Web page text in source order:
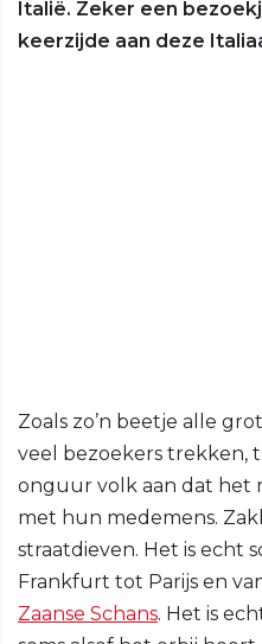
Italië. Zeker een
keerzijde aan deze
Zoals zo’n beetje alle
veel bezoekers trekken,
onguur volk aan dat het
met hun medemens.
straatdieven. Het is echt
Frankfurt tot Parijs en
Zaanse Schans. Het is